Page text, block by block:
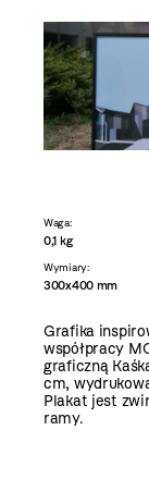
Waga:
0,1 kg
Wymiary:
300x400 mm
Grafika
współpracy
graficzną
cm,
Plakat jest
ramy.